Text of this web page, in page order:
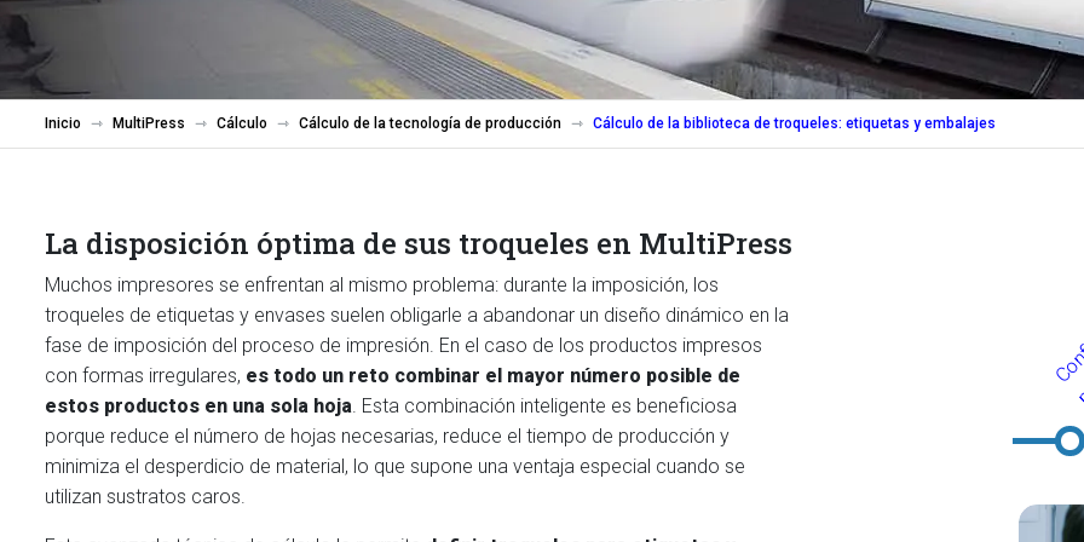
Inicio MultiPress Cálculo Cálculo de la tecnología de producción Cálculo de la biblioteca de troqueles: etiquetas y embalajes
La disposición óptima de sus troqueles en MultiPress
Muchos impresores se enfrentan al mismo problema: durante la imposición, los
troqueles de etiquetas y envases suelen obligarle a abandonar un diseño dinámico en la
fase de imposición del proceso de impresión. En el caso de los productos impresos
con formas irregulares, es todo un reto combinar el mayor número posible de
estos productos en una sola hoja. Esta combinación inteligente es beneficiosa
porque reduce el número de hojas necesarias, reduce el tiempo de producción y
minimiza el desperdicio de material, lo que supone una ventaja especial cuando se
utilizan sustratos caros.